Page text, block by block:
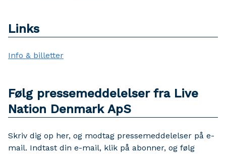
Links
Info & billetter
Følg pressemeddelelser fra Live
Nation Denmark ApS
Skriv dig op her, og modtag pressemeddelelser på e-
mail. Indtast din e-mail, klik på abonner, og følg